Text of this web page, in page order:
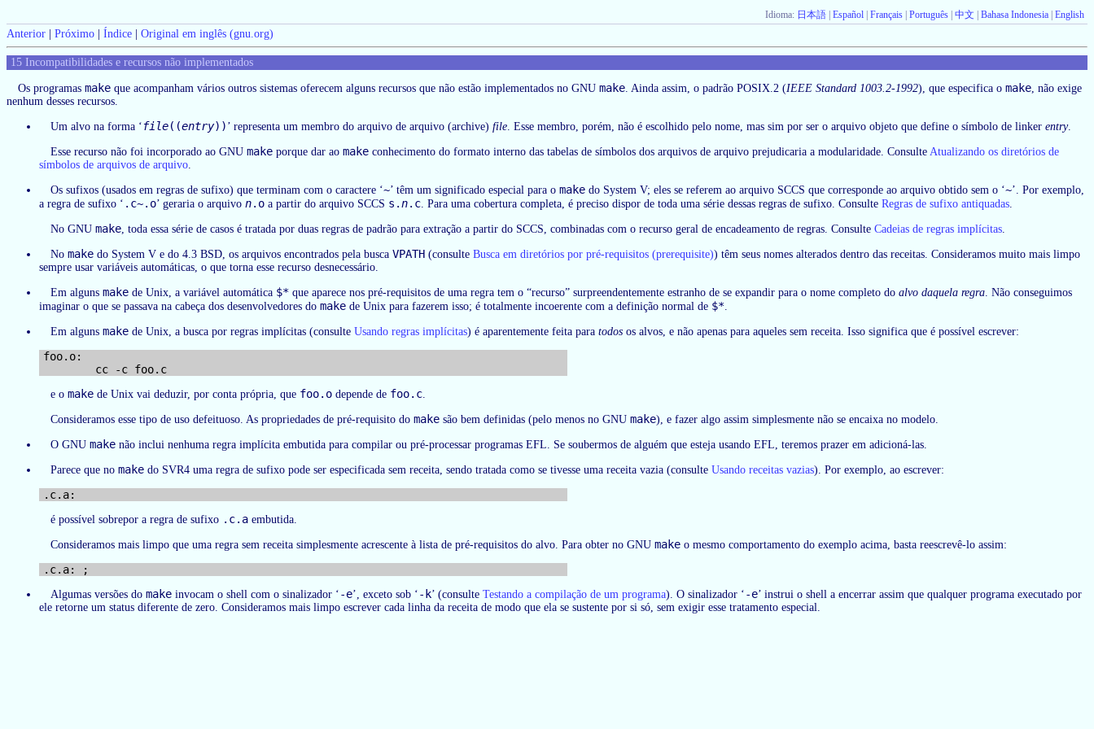
Idioma: 日本語 Español Français Português 中文 Bahasa Indonesia English
Anterior Próximo Índice Original em inglês (gnu.org)
15 Incompatibilidades e recursos não implementados
Os programas make que acompanham vários outros sistemas oferecem alguns recursos que não estão implementados no GNU make. Ainda assim, o padrão POSIX.2 (IEEE Standard 1003.2-1992), que especifica o make, não exige
nenhum desses recursos.
Um alvo na forma ‘ file((entry)) ’ representa um membro do arquivo de arquivo (archive) file. Esse membro, porém, não é escolhido pelo nome, mas sim por ser o arquivo objeto que define o símbolo de linker entry.
Esse recurso não foi incorporado ao GNU make porque dar ao make conhecimento do formato interno das tabelas de símbolos dos arquivos de arquivo prejudicaria a modularidade. Consulte Atualizando os diretórios de
símbolos de arquivos de arquivo.
Os sufixos (usados em regras de sufixo) que terminam com o caractere ‘~’ têm um significado especial para o make do System V; eles se referem ao arquivo SCCS que corresponde ao arquivo obtido sem o ‘~’. Por exemplo,
a regra de sufixo ‘ .c~.o’ geraria o arquivo n.o a partir do arquivo SCCS s.n.c. Para uma cobertura completa, é preciso dispor de toda uma série dessas regras de sufixo. Consulte Regras de sufixo antiquadas.
No GNU make, toda essa série de casos é tratada por duas regras de padrão para extração a partir do SCCS, combinadas com o recurso geral de encadeamento de regras. Consulte Cadeias de regras implícitas.
No make do System V e do 4.3 BSD, os arquivos encontrados pela busca VPATH (consulte Busca em diretórios por pré-requisitos (prerequisite)) têm seus nomes alterados dentro das receitas. Consideramos muito mais limpo
sempre usar variáveis automáticas, o que torna esse recurso desnecessário.
Em alguns make de Unix, a variável automática $* que aparece nos pré-requisitos de uma regra tem o “recurso” surpreendentemente estranho de se expandir para o nome completo do alvo daquela regra. Não conseguimos
imaginar o que se passava na cabeça dos desenvolvedores do make de Unix para fazerem isso; é totalmente incoerente com a definição normal de $*.
Em alguns make de Unix, a busca por regras implícitas (consulte Usando regras implícitas) é aparentemente feita para todos os alvos, e não apenas para aqueles sem receita. Isso significa que é possível escrever:
foo.o:
e o make de Unix vai deduzir, por conta própria, que foo.o depende de foo.c.
Consideramos esse tipo de uso defeituoso. As propriedades de pré-requisito do make são bem definidas (pelo menos no GNU make), e fazer algo assim simplesmente não se encaixa no modelo.
O GNU make não inclui nenhuma regra implícita embutida para compilar ou pré-processar programas EFL. Se soubermos de alguém que esteja usando EFL, teremos prazer em adicioná-las.
Parece que no make do SVR4 uma regra de sufixo pode ser especificada sem receita, sendo tratada como se tivesse uma receita vazia (consulte Usando receitas vazias). Por exemplo, ao escrever:
é possível sobrepor a regra de sufixo .c.a embutida.
Consideramos mais limpo que uma regra sem receita simplesmente acrescente à lista de pré-requisitos do alvo. Para obter no GNU make o mesmo comportamento do exemplo acima, basta reescrevê-lo assim:
Algumas versões do make invocam o shell com o sinalizador ‘ -e’, exceto sob ‘ -k’ (consulte Testando a compilação de um programa). O sinalizador ‘ -e’ instrui o shell a encerrar assim que qualquer programa executado por
ele retorne um status diferente de zero. Consideramos mais limpo escrever cada linha da receita de modo que ela se sustente por si só, sem exigir esse tratamento especial.